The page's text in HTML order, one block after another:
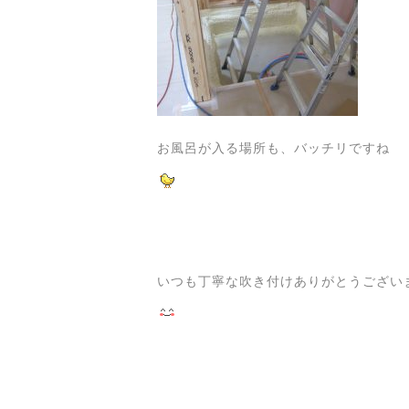
お風呂が入る場所も、バッチリですね
いつも丁寧な吹き付けありがとうござい